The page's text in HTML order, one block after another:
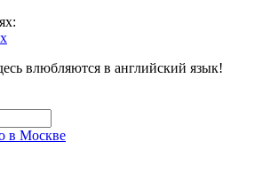
влюбляются в английский язык!
в Москве